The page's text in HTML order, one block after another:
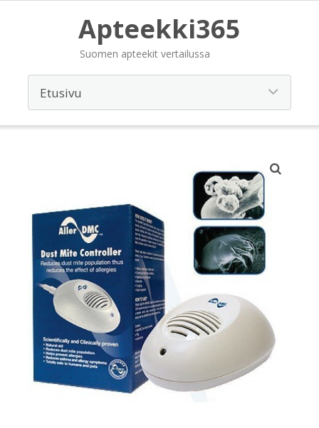
Apteekki365
Suomen apteekit vertailussa